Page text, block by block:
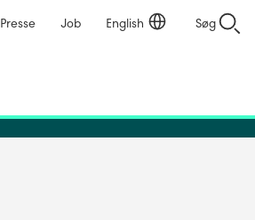
Presse Job English Søg